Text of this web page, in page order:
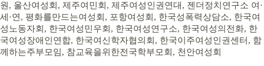
원, 울산여성회, 제주여민회, 제주여성인권연대, 젠더정치연구소 여·
세·연, 평화를만드는여성회, 포항여성회, 한국성폭력상담소, 한국여
성노동자회, 한국여성민우회, 한국여성연구소, 한국여성의전화, 한
국여성장애인연합, 한국여신학자협의회, 한국이주여성인권센터, 함
께하는주부모임, 참교육을위한전국학부모회, 천안여성회